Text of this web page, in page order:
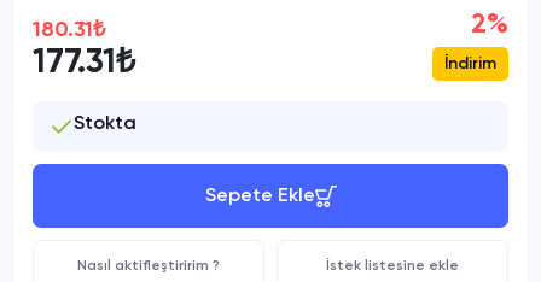
180.31₺
177.31₺
2%
İndirim
Stokta
Sepete Ekle
Nasıl aktifleştiririm ? İstek listesine ekle